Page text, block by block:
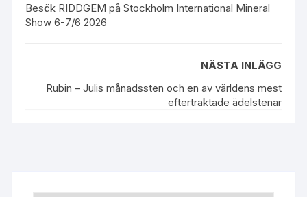
Besök RIDDGEM på Stockholm International Mineral
Show 6-7/6 2026
NÄSTA INLÄGG
Rubin – Julis månadssten och en av världens mest
eftertraktade ädelstenar